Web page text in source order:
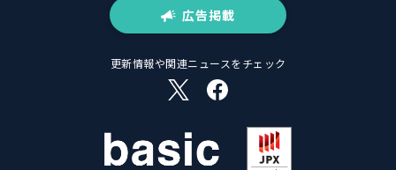
広告掲載
更新情報や関連ニュースをチェック